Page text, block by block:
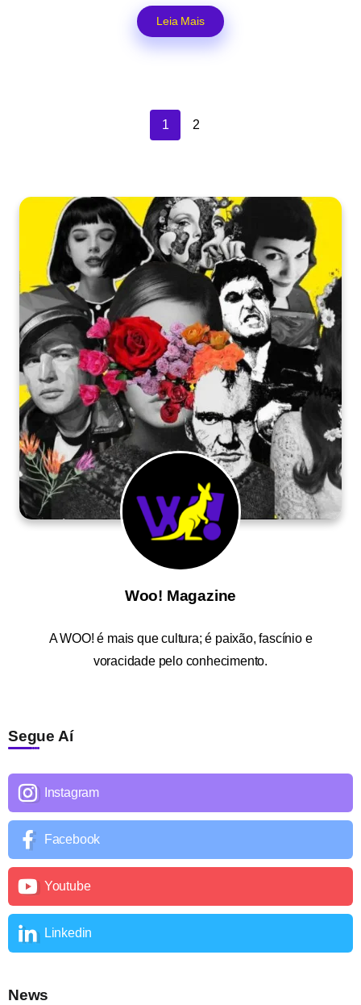
Leia Mais
1 2
Woo! Magazine
AWOO! é mais que cultura; é paixão, fascínio e
voracidade pelo conhecimento.
Segue Aí
Instagram
Facebook
Youtube
Linkedin
News